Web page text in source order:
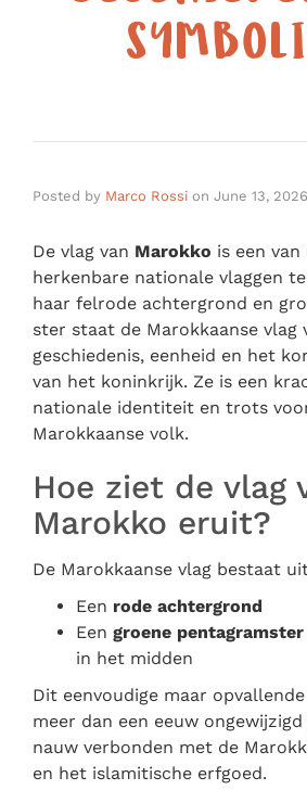
Posted by Marco Rossi on June 13, 2026
De vlag van Marokko is een
herkenbare nationale vlaggen
haar felrode achtergrond en
ster staat de Marokkaanse vlag
geschiedenis, eenheid en het
van het koninkrijk. Ze is een
nationale identiteit en trots
Marokkaanse volk.
Hoe ziet de vlag
Marokko eruit?
De Marokkaanse vlag bestaat
Een rode achtergrond
Een groene pentagramster
in het midden
Dit eenvoudige maar
meer dan een eeuw
nauw verbonden met de
en het islamitische erfgoed.